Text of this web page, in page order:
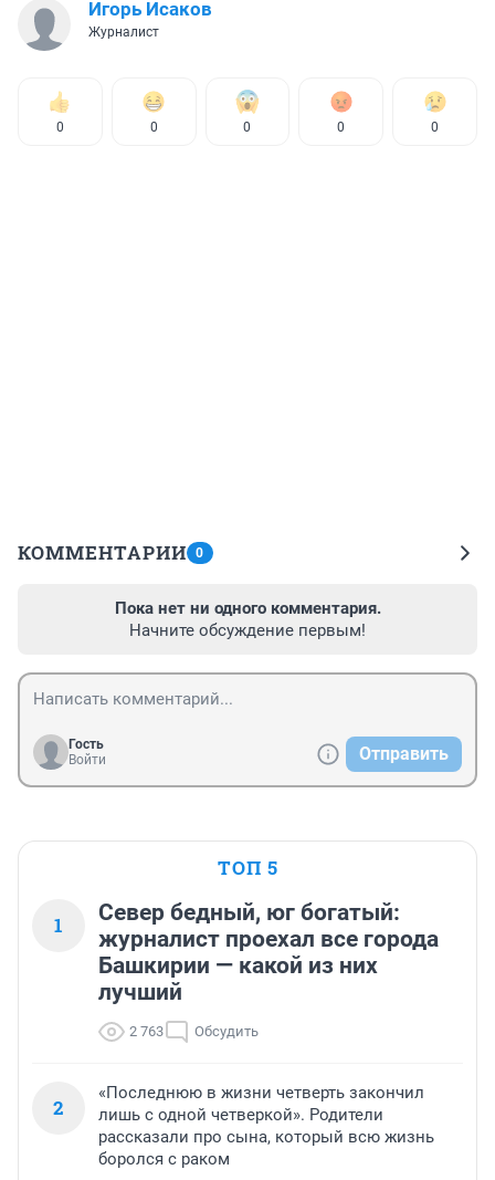
Игорь Исаков
Журналист
0 0 0 0 0
КОММЕНТАРИИ 0
Пока нет ни одного комментария.
Начните обсуждение первым!
Гость
Войти
Отправить
ТОП 5
1
Север бедный, юг богатый:
журналист проехал все города
Башкирии — какой из них
лучший
2 763 Обсудить
2
«Последнюю в жизни четверть закончил
лишь с одной четверкой». Родители
рассказали про сына, который всю жизнь
боролся с раком